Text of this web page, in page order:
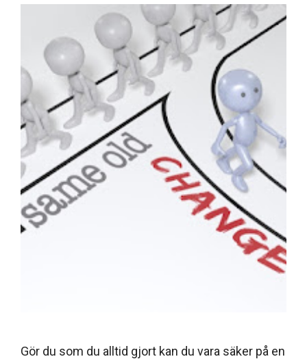
Gör du som du alltid gjort kan du vara säker på en